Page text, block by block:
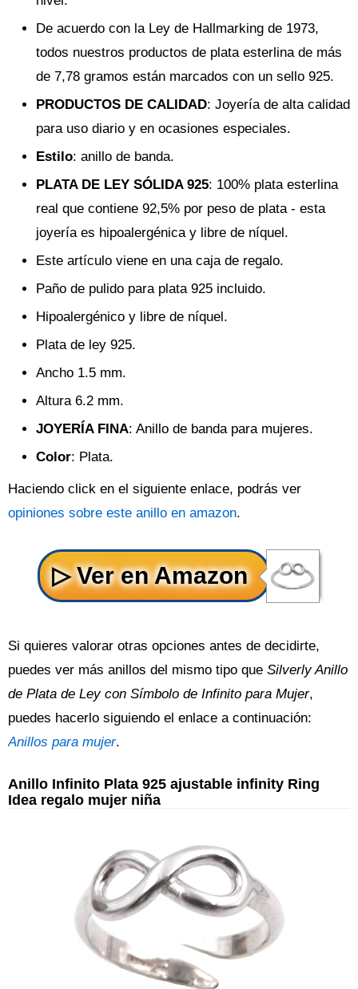
De acuerdo con la Ley de Hallmarking de 1973,
todos nuestros productos de plata esterlina de más
de 7,78 gramos están marcados con un sello 925.
PRODUCTOS DE CALIDAD: Joyería de alta calidad
para uso diario y en ocasiones especiales.
Estilo: anillo de banda.
PLATA DE LEY SÓLIDA 925: 100% plata esterlina
real que contiene 92,5% por peso de plata - esta
joyería es hipoalergénica y libre de níquel.
Este artículo viene en una caja de regalo.
Paño de pulido para plata 925 incluido.
Hipoalergénico y libre de níquel.
Plata de ley 925.
Ancho 1.5 mm.
Altura 6.2 mm.
JOYERÍA FINA: Anillo de banda para mujeres.
Color: Plata.
Haciendo click en el siguiente enlace, podrás ver
opiniones sobre este anillo en amazon.
Si quieres valorar otras opciones antes de decidirte,
puedes ver más anillos del mismo tipo que Silverly Anillo
de Plata de Ley con Símbolo de Infinito para Mujer,
puedes hacerlo siguiendo el enlace a continuación:
Anillos para mujer.
Anillo Infinito Plata 925 ajustable infinity Ring
Idea regalo mujer niña